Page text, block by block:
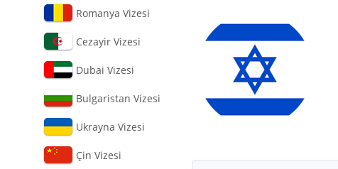
Romanya Vizesi
Cezayir Vizesi
Dubai Vizesi
Bulgaristan Vizesi
Ukrayna Vizesi
Çin Vizesi